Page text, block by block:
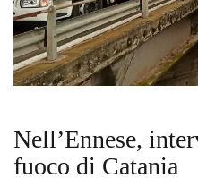
Nell’Ennese,
fuoco di Catania